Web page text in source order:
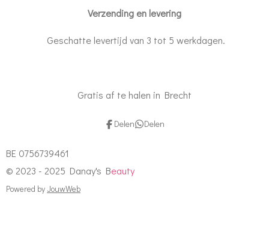
Verzending en levering
Geschatte levertijd van 3 tot 5 werkdagen.
Gratis af te halen in Brecht
Delen Delen
BE 0756739461
© 2023 - 2025 Danay's Beauty
Powered byJouwWeb